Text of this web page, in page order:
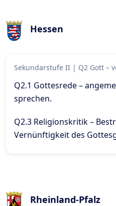
Hessen
Sekundarstufe II | Q2 Gott –
Q2.1 Gottesrede –
sprechen.
Q2.3 Religionskritik –
Vernünftigkeit des
Rheinland-Pfalz